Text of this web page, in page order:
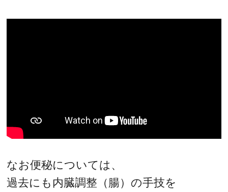
なお便秘については、
過去にも内臓調整（腸）の手技を